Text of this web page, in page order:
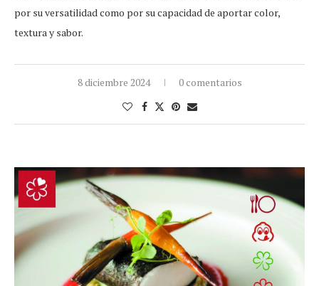
por su versatilidad como por su capacidad de aportar color,
textura y sabor.
8 diciembre 2024 0 comentarios